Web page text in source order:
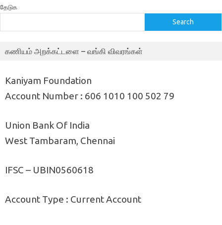
தேடுக
Search
கணியம் அறக்கட்டளை – வங்கி விவரங்கள்
Kaniyam Foundation
Account Number : 606 1010 100 502 79
Union Bank Of India
West Tambaram, Chennai
IFSC – UBIN0560618
Account Type : Current Account